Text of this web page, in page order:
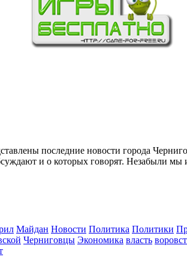
последние новости города
и о которых говорят. Незабыли мы
Майдан Новости Политика Политики
Черниговцы Экономика власть